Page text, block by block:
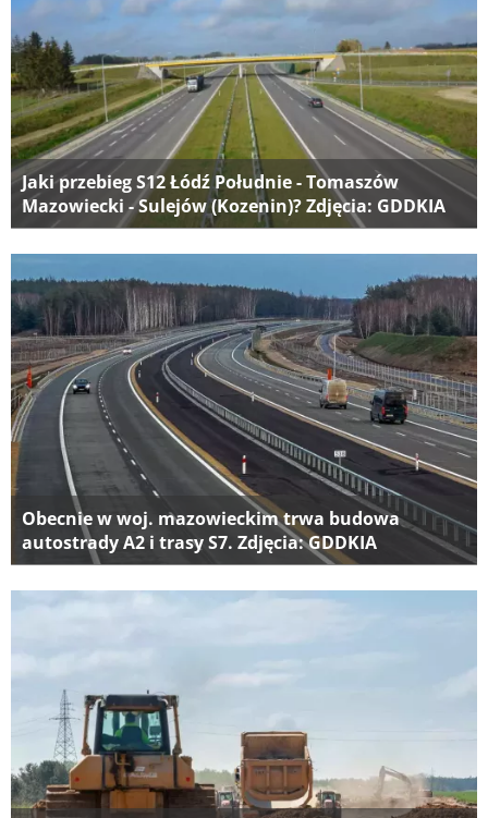
Jaki przebieg S12 Łódź Południe - Tomaszów
Mazowiecki - Sulejów (Kozenin)? Zdjęcia: GDDKIA
Obecnie w woj. mazowieckim trwa budowa
autostrady A2 i trasy S7. Zdjęcia: GDDKIA